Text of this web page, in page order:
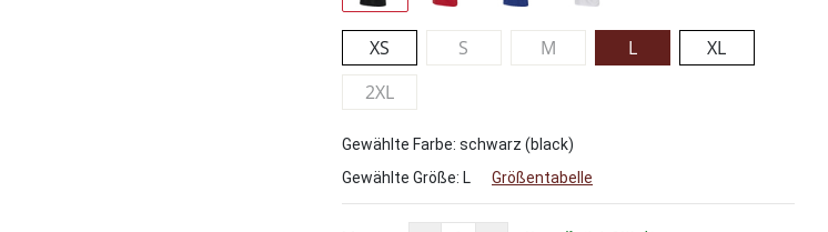
XS S M L
XL
2XL
Gewählte Farbe: schwarz (black)
Gewählte Größe: L Größentabelle